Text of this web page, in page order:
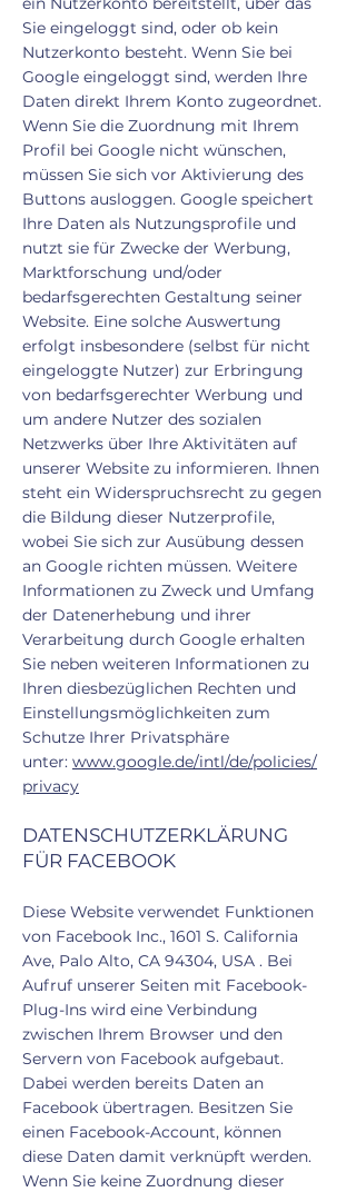
Sie eingeloggt sind, oder ob kein
Nutzerkonto besteht. Wenn Sie bei
Google eingeloggt sind, werden Ihre
Daten direkt Ihrem Konto zugeordnet.
Wenn Sie die Zuordnung mit Ihrem
Profil bei Google nicht wünschen,
müssen Sie sich vor Aktivierung des
Buttons ausloggen. Google speichert
Ihre Daten als Nutzungsprofile und
nutzt sie für Zwecke der Werbung,
Marktforschung und/oder
bedarfsgerechten Gestaltung seiner
Website. Eine solche Auswertung
erfolgt insbesondere (selbst für nicht
eingeloggte Nutzer) zur Erbringung
von bedarfsgerechter Werbung und
um andere Nutzer des sozialen
Netzwerks über Ihre Aktivitäten auf
unserer Website zu informieren. Ihnen
steht ein Widerspruchsrecht zu gegen
die Bildung dieser Nutzerprofile,
wobei Sie sich zur Ausübung dessen
an Google richten müssen. Weitere
Informationen zu Zweck und Umfang
der Datenerhebung und ihrer
Verarbeitung durch Google erhalten
Sie neben weiteren Informationen zu
Ihren diesbezüglichen Rechten und
Einstellungsmöglichkeiten zum
Schutze Ihrer Privatsphäre
unter: www.google.de/intl/de/policies/
privacy
DATENSCHUTZERKLÄRUNG
FÜR FACEBOOK
Diese Website verwendet Funktionen
von Facebook Inc., 1601 S. California
Ave, Palo Alto, CA 94304, USA . Bei
Aufruf unserer Seiten mit Facebook-
Plug-Ins wird eine Verbindung
zwischen Ihrem Browser und den
Servern von Facebook aufgebaut.
Dabei werden bereits Daten an
Facebook übertragen. Besitzen Sie
einen Facebook-Account, können
diese Daten damit verknüpft werden.
Wenn Sie keine Zuordnung dieser